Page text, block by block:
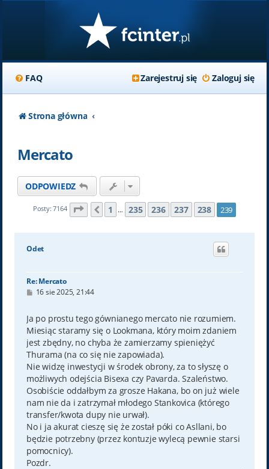
FAQ Zaloguj się
Zarejestruj się
Strona główna
Mercato
ODPOWIEDZ
Posty: 7164 Strona 239 z239
Poprzednia
1 … 235 236 237 238 239
Odet
Re: Mercato
P16 sie 2025, 21:44
Ja po prostu tego gównianego mercato nie rozumiem.
Miesiąc staramy się o Lookmana, który moim zdaniem
jest zbędny, no chyba że zamierzamy spieniężyć
Thurama (na co się nie zapowiada).
Nie widzę inwestycji w środek obrony, za to słyszę o
możliwych odejścia Bisexa czy Pavarda. Szaleństwo.
Osobiście oddałbym za grosze Hakana, bo on już wiele
nam nie da i zatrzymał młodego Stankovica (którego
transfer/kwota dupy nie urwał).
No i ja akurat cieszę się że został póki co Asllani, bo
będzie potrzebny (przez kontuzje wylecą pewnie starsi
pomocnicy).
Pozdr.